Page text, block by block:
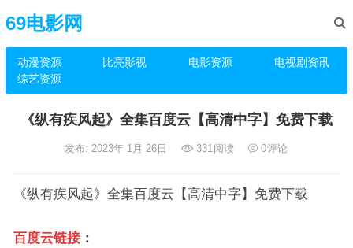
69电影网
动漫资源 比亮影视 电影资源
电视剧资讯
综艺资源
《纵有疾风起》全集百度云【高清中字】免费下载
发布: 2023年 1月 26日 331阅读 0评论
《纵有疾风起》全集百度云【高清中字】免费下载
百度云链接：